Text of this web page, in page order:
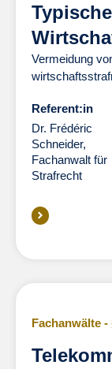
Vermeidung
Referent:in
Dr. Frédéric
Schneider,
Fachanwalt für
Strafrecht
Fachanwälte -